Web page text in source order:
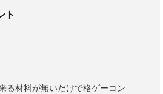
ト
る材料が無いだけで格ゲーコン